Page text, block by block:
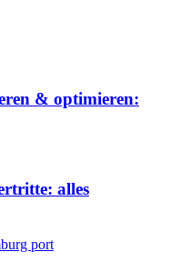
& optimieren:
alles